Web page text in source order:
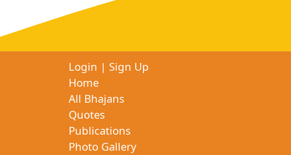
Login | Sign Up
Home
All Bhajans
Quotes
Publications
Photo Gallery